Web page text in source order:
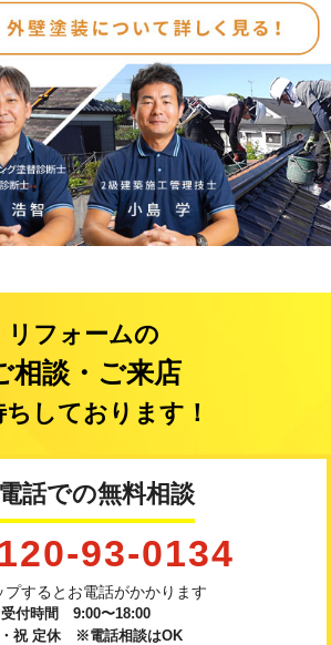
リフォームの
相談・ご来店
ちしております！
話での無料相談
93-0134
するとお電話がかかります
受付時間 9:00〜18:00
・祝 定休 ※電話相談はOK